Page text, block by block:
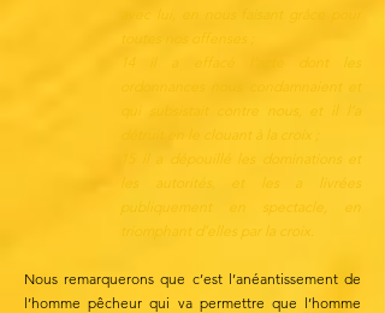
avec lui, en nous faisant grâce pour
toutes nos offenses ;
14 il a effacé l’acte dont les
ordonnances nous condamnaient et
qui subsistait contre nous, et il l’a
détruit en le clouant à la croix ;
15 il a dépouillé les dominations et
les autorités, et les a livrées
publiquement en spectacle, en
triomphant d’elles par la croix.
Nous remarquerons que c’est l’anéantissement de
l’homme pêcheur qui va permettre que l’homme